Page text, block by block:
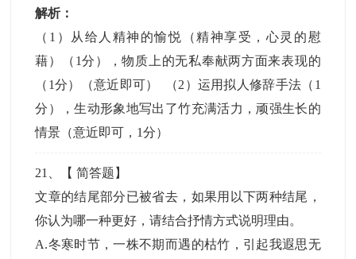
解析：
（1）从给人精神的愉悦（精神享受，心灵的慰
藉）（1分），物质上的无私奉献两方面来表现的
（1分）（意近即可） （2）运用拟人修辞手法（1
分），生动形象地写出了竹充满活力，顽强生长的
情景（意近即可，1分）
21 、【简答题 】
文章的结尾部分已被省去，如果用以下两种结尾，
你认为哪一种更好，请结合抒情方式说明理由。
A.冬寒时节，一株不期而遇的枯竹，引起我遐思无